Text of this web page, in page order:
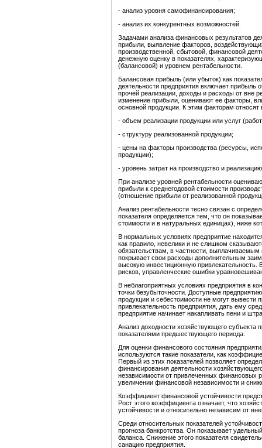
- анализ уровня самофинансирования;
- анализ их конкурентных возможностей.
Задачами анализа финансовых результатов
прибыли, выявление факторов,
производственной, сбытовой, финансовой
денежную оценку в показателях,
(балансовой) и уровнем рентабельности.
Балансовая прибыль (или убыток) как
деятельности предприятия включает прибыль
прочей реализации, доходы и расходы от вне
изменение прибыли, оценивают ее факторы,
основной продукции. К этим факторам относят
- объем реализации продукции или услуг
- структуру реализованной продукции;
- цены на факторы производства (ресурсы,
продукции);
- уровень затрат на производство и
При анализе уровней рентабельности
прибыли к среднегодовой стоимости
(отношение прибыли от реализованной
Анализ рентабельности тесно связан с
показателя определяется тем, что он
стоимости и в натуральных единицах), ниже
В нормальных условиях предприятие
как правило, невелики и не слишком
обязательствам, в частности, выплачиваемым
покрывает свои расходы дополнительным
высокую инвестиционную
рисков, управленческие ошибки
В неблагоприятных условиях предприятия в
точки безубыточности. Доступные
продукции и себестоимости не могут вывести
привлекательность предприятия, дать ему
предприятие начинает накапливать пени и
Анализ доходности хозяйствующего
показателями предшествующего периода.
Для оценки финансового состояния
используются такие показатели, как
Первый из этих показателей позволяет
финансирования деятельности
независимости от привлеченных финансовых
увеличении финансовой независимости и
Коэффициент финансовой устойчивости
Рост этого коэффициента означает, что
устойчивости и относительно независим от
Среди относительных показателей
прогноза банкротства. Он показывает
баланса. Снижение этого показателя
санацию предприятия.